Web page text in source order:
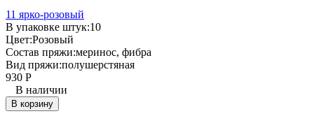
11 ярко-розовый
В упаковке штук:10
Цвет:Розовый
Состав пряжи:меринос, фибра
Вид пряжи:полушерстяная
930 Р
В наличии
В корзину